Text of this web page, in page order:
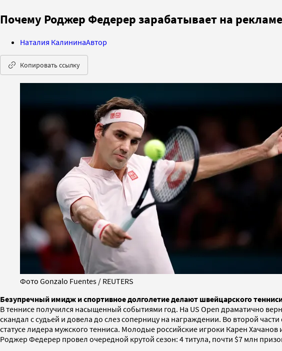
Почему Роджер Федерер зарабатывает на
Наталия КалининаАвтор
Копировать ссылку
Фото Gonzalo Fuentes / REUTERS
Безупречный имидж и спортивное долголетие делают швейцарского
В теннисе получился насыщенный событиями год. На US Open драматично
скандал с судьей и довела до слез соперницу на награждении. Во второй
статусе лидера мужского тенниса. Молодые российские игроки Карен
Роджер Федерер провел очередной крутой сезон: 4 титула, почти $7 млн